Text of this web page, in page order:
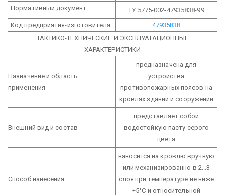
Нормативный документ
ТУ 5775-002-47935838-99
Код предприятия-изготовителя
47935838
ТАКТИКО-ТЕХНИЧЕСКИЕ И ЭКСПЛУАТАЦИОННЫЕ
ХАРАКТЕРИСТИКИ
Назначение и область
применения
предназначена для
устройства
противопожарных поясов на
кровлях зданий и сооружений
Внешний вид и состав
представляет собой
водостойкую пасту серого
цвета
Способ нанесения
наносится на кровлю вручную
или механизированно в 2...3
слоя при температуре не ниже
+5°С и относительной